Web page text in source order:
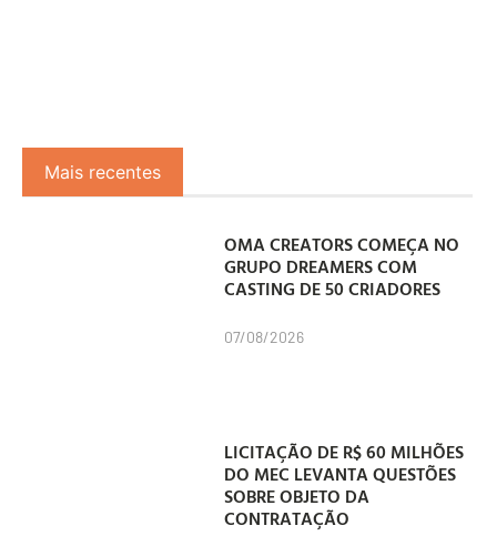
Mais recentes
OMA CREATORS COMEÇA NO
GRUPO DREAMERS COM
CASTING DE 50 CRIADORES
07/08/2026
LICITAÇÃO DE R$ 60 MILHÕES
DO MEC LEVANTA QUESTÕES
SOBRE OBJETO DA
CONTRATAÇÃO